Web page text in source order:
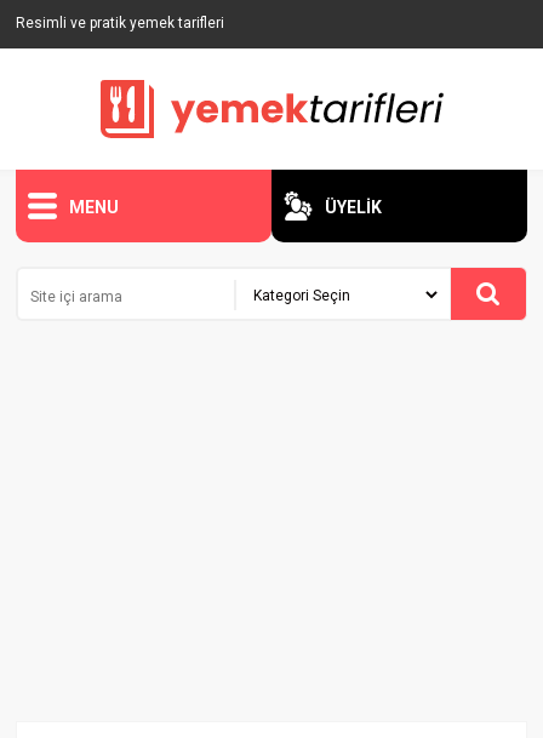
Resimli ve pratik yemek tarifleri
MENU ÜYELİK